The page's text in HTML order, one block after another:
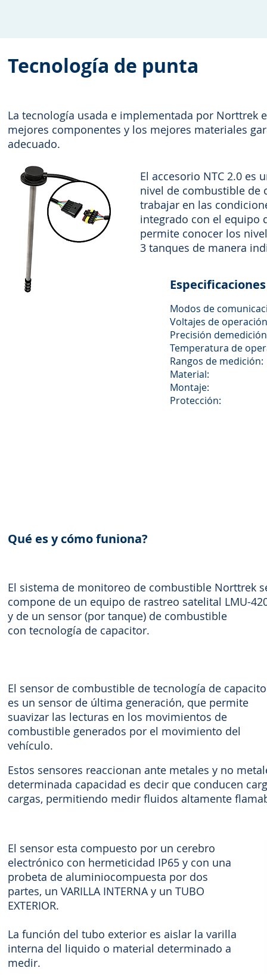
Tecnología de punta
La tecnología usada e implementada por Norttrek
mejores componentes y los mejores materiales
adecuado.
El accesorio NTC 2.0 es
nivel de combustible de
trabajar en las
integrado con el equipo
permite conocer los
3 tanques de manera
Modos de
Voltajes de
Precisión
Temperatura de
Rangos de medición:
Material:
Montaje:
Protección:
Especificaciones
Qué es y cómo funiona?
El sistema de monitoreo de combustible Norttrek
compone de un equipo de rastreo satelital LMU-
y de un sensor (por tanque) de combustible
con tecnología de capacitor.
Estos sensores reaccionan ante metales y no
determinada capacidad es decir que conducen
cargas, permitiendo medir fluidos altamente
El sensor esta compuesto por un cerebro
electrónico con hermeticidad IP65 y con una
probeta de aluminiocompuesta por dos
partes, un VARILLA INTERNA y un TUBO
EXTERIOR.
La función del tubo exterior es aislar la varilla
interna del liquido o material determinado a
medir.
El sensor de combustible de tecnología de
es un sensor de última generación, que permite
suavizar las lecturas en los movimientos de
combustible generados por el movimiento del
vehículo.